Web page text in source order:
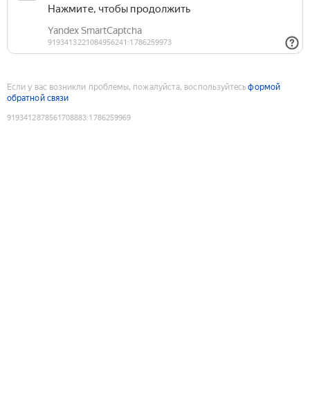
Если у вас возникли проблемы, пожалуйста, воспользуйтесьформой
обратной связи
9193412878561708883:1786259969